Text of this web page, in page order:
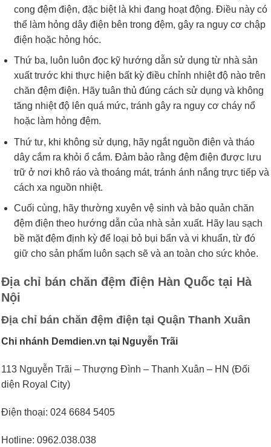
cong đệm điện, đặc biệt là khi đang hoạt động. Điều này có
thể làm hỏng dây điện bên trong đệm, gây ra nguy cơ chập
điện hoặc hỏng hóc.
Thứ ba, luôn luôn đọc kỹ hướng dẫn sử dụng từ nhà sản
xuất trước khi thực hiện bất kỳ điều chỉnh nhiệt độ nào trên
chăn đệm điện. Hãy tuân thủ đúng cách sử dụng và không
tăng nhiệt độ lên quá mức, tránh gây ra nguy cơ cháy nổ
hoặc làm hỏng đệm.
Thứ tư, khi không sử dụng, hãy ngắt nguồn điện và tháo
dây cắm ra khỏi ổ cắm. Đảm bảo rằng đệm điện được lưu
trữ ở nơi khô ráo và thoáng mát, tránh ánh nắng trực tiếp và
cách xa nguồn nhiệt.
Cuối cùng, hãy thường xuyên vệ sinh và bảo quản chăn
đệm điện theo hướng dẫn của nhà sản xuất. Hãy lau sạch
bề mặt đệm định kỳ để loại bỏ bụi bẩn và vi khuẩn, từ đó
giữ cho sản phẩm luôn sạch sẽ và an toàn cho sức khỏe.
Địa chỉ bán chăn đệm điện Hàn Quốc tại Hà
Nội
Địa chỉ bán chăn đệm điện tại Quận Thanh Xuân
Chi nhánh Demdien.vn tại Nguyễn Trãi
113 Nguyễn Trãi – Thượng Đình – Thanh Xuân – HN (Đối
diện Royal City)
Điện thoại: 024 6684 5405
Hotline: 0962.038.038